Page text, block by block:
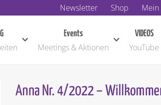
Newsletter Shop Mein
Events
Meetings & Aktionen
VIDEOS
YouTube
Anna Nr. 4/2022 –